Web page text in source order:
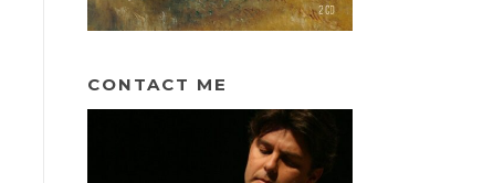
CONTACT ME